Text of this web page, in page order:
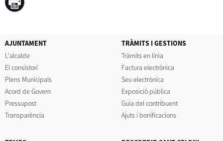
AJUNTAMENT
L'alcalde
El consistori
Plens Municipals
Acord de Govern
Pressupost
Transparència
TRÀMITS I GESTIONS
Tràmits en línia
Factura electrònica
Seu electrònica
Exposició pública
Guia del contribuent
Ajuts i bonificacions